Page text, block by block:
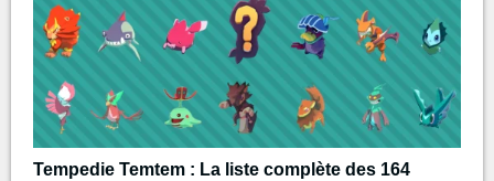
Tempedie Temtem : La liste complète des 164